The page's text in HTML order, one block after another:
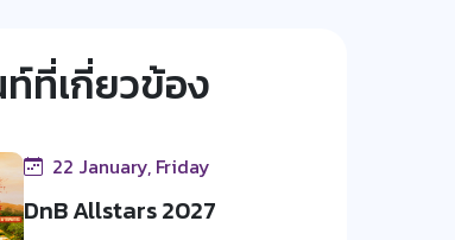
ท์ที่เกี่ยวข้อง
22 January, Friday
DnB Allstars 2027